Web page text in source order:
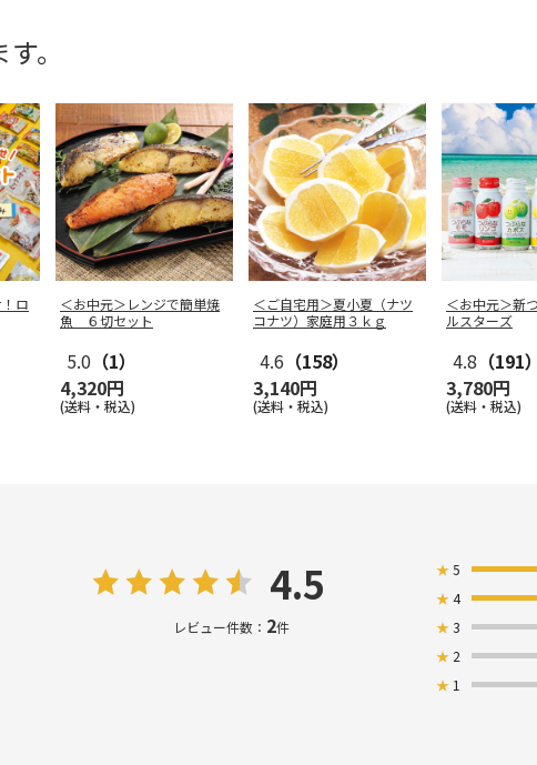
。
ロ
＜お中元＞レンジで簡単焼
魚 ６切セット
5.0 （1）
4,320円
(送料・税込)
＜ご自宅用＞夏小夏（ナツ
コナツ）家庭用３ｋｇ
4.6 （158）
3,140円
(送料・税込)
＜お中元＞新
ルスターズ
4.8 （191）
3,780円
(送料・税込)
4.5
レビュー件数： 2件
★5
★4
★3
★ 2
★ 1